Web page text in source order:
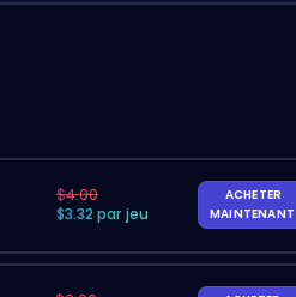
$4.00
$3.32 par jeu
ACHETER
MAINTENANT